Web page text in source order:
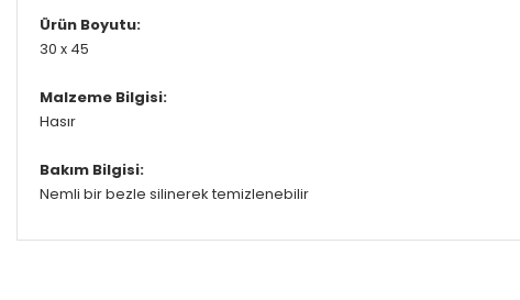
Ürün Boyutu:
30 x 45
Malzeme Bilgisi:
Hasır
Bakım Bilgisi:
Nemli bir bezle silinerek temizlenebilir